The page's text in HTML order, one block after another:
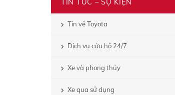
TIN TỨC – SỰ KIỆN
Tin về Toyota
Dịch vụ cứu hộ 24/7
Xe và phong thủy
Xe qua sử dụng